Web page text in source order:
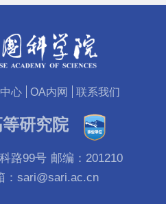
心 OA内网 联系我们
研究院
路99号 邮编：201210
：sari@sari.ac.cn